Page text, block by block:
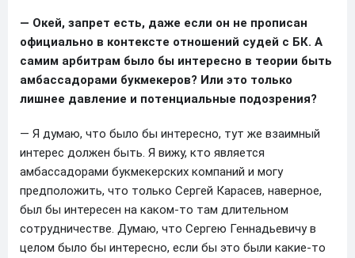
— Окей, запрет есть, даже если он не прописан
официально в контексте отношений судей с БК. А
самим арбитрам было бы интересно в теории быть
амбассадорами букмекеров? Или это только
лишнее давление и потенциальные подозрения?
— Я думаю, что было бы интересно, тут же взаимный
интерес должен быть. Я вижу, кто является
амбассадорами букмекерских компаний и могу
предположить, что только Сергей Карасев, наверное,
был бы интересен на каком-то там длительном
сотрудничестве. Думаю, что Сергею Геннадьевичу в
целом было бы интересно, если бы это были какие-то